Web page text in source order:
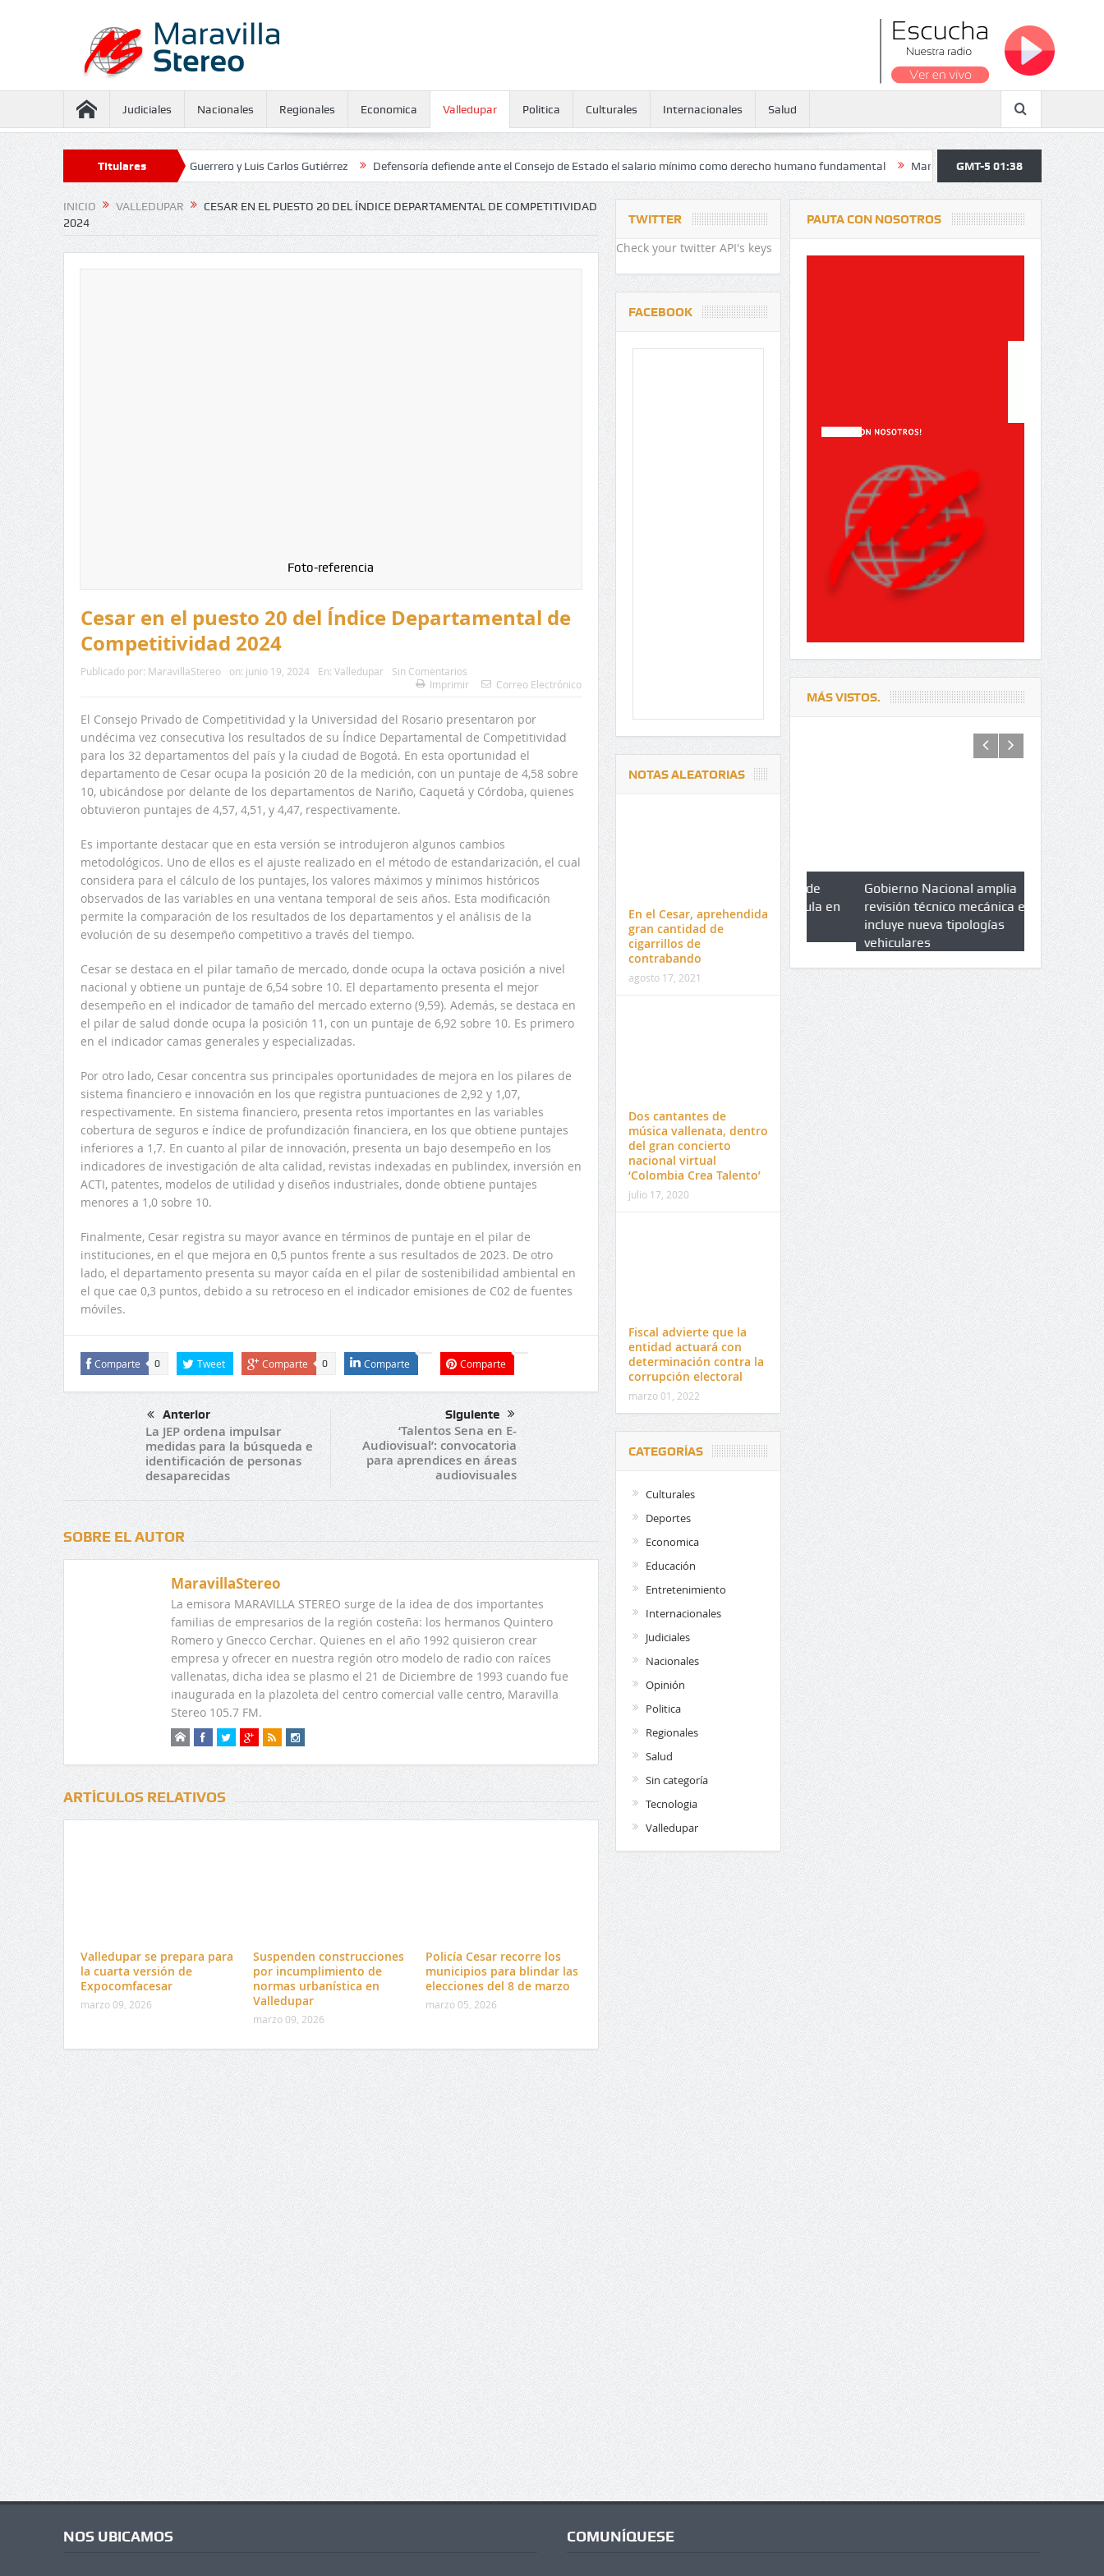
Judiciales Nacionales Regionales Economica Valledupar Politica Culturales Internacionales Salud
Titulares
contra Juliana Guerrero y Luis Carlos Gutiérrez Defensoría defiende ante el Consejo de Estado el salario mínimo como derecho humano fundamental Maratón atendió a más de 38.000 jóvenes y
GMT-5 01:38
INICIO VALLEDUPAR
CESAR EN EL PUESTO 20 DEL ÍNDICE DEPARTAMENTAL DE COMPETITIVIDAD
2024
Foto-referencia
Cesar en el puesto 20 del Índice Departamental de
Competitividad 2024
Publicado por: MaravillaStereo on: junio 19, 2024 En: Valledupar
Sin Comentarios
Imprimir
Correo Electrónico
El Consejo Privado de Competitividad y la Universidad del Rosario presentaron por
undécima vez consecutiva los resultados de su Índice Departamental de Competitividad
para los 32 departamentos del país y la ciudad de Bogotá. En esta oportunidad el
departamento de Cesar ocupa la posición 20 de la medición, con un puntaje de 4,58 sobre
10, ubicándose por delante de los departamentos de Nariño, Caquetá y Córdoba, quienes
obtuvieron puntajes de 4,57, 4,51, y 4,47, respectivamente.
Es importante destacar que en esta versión se introdujeron algunos cambios
metodológicos. Uno de ellos es el ajuste realizado en el método de estandarización, el cual
considera para el cálculo de los puntajes, los valores máximos y mínimos históricos
observados de las variables en una ventana temporal de seis años. Esta modificación
permite la comparación de los resultados de los departamentos y el análisis de la
evolución de su desempeño competitivo a través del tiempo.
Cesar se destaca en el pilar tamaño de mercado, donde ocupa la octava posición a nivel
nacional y obtiene un puntaje de 6,54 sobre 10. El departamento presenta el mejor
desempeño en el indicador de tamaño del mercado externo (9,59). Además, se destaca en
el pilar de salud donde ocupa la posición 11, con un puntaje de 6,92 sobre 10. Es primero
en el indicador camas generales y especializadas.
Por otro lado, Cesar concentra sus principales oportunidades de mejora en los pilares de
sistema financiero e innovación en los que registra puntuaciones de 2,92 y 1,07,
respectivamente. En sistema financiero, presenta retos importantes en las variables
cobertura de seguros e índice de profundización financiera, en los que obtiene puntajes
inferiores a 1,7. En cuanto al pilar de innovación, presenta un bajo desempeño en los
indicadores de investigación de alta calidad, revistas indexadas en publindex, inversión en
ACTI, patentes, modelos de utilidad y diseños industriales, donde obtiene puntajes
menores a 1,0 sobre 10.
Finalmente, Cesar registra su mayor avance en términos de puntaje en el pilar de
instituciones, en el que mejora en 0,5 puntos frente a sus resultados de 2023. De otro
lado, el departamento presenta su mayor caída en el pilar de sostenibilidad ambiental en
el que cae 0,3 puntos, debido a su retroceso en el indicador emisiones de C02 de fuentes
móviles.
Comparte 0 Tweet Comparte 0 Comparte Comparte
Anterior
La JEP ordena impulsar
medidas para la búsqueda e
identificación de personas
desaparecidas
Siguiente
‘Talentos Sena en E-
Audiovisual’: convocatoria
para aprendices en áreas
audiovisuales
SOBRE EL AUTOR
MaravillaStereo
La emisora MARAVILLA STEREO surge de la idea de dos importantes
familias de empresarios de la región costeña: los hermanos Quintero
Romero y Gnecco Cerchar. Quienes en el año 1992 quisieron crear
empresa y ofrecer en nuestra región otro modelo de radio con raíces
vallenatas, dicha idea se plasmo el 21 de Diciembre de 1993 cuando fue
inaugurada en la plazoleta del centro comercial valle centro, Maravilla
Stereo 105.7 FM.
ARTÍCULOS RELATIVOS
Valledupar se prepara para
la cuarta versión de
Expocomfacesar
marzo 09, 2026
Suspenden construcciones
por incumplimiento de
normas urbanística en
Valledupar
marzo 09, 2026
Policía Cesar recorre los
municipios para blindar las
elecciones del 8 de marzo
marzo 05, 2026
TWITTER
Check your twitter API's keys
FACEBOOK
NOTAS ALEATORIAS
En el Cesar, aprehendida
gran cantidad de
cigarrillos de
contrabando
agosto 17, 2021
Dos cantantes de
música vallenata, dentro
del gran concierto
nacional virtual
‘Colombia Crea Talento’
julio 17, 2020
Fiscal advierte que la
entidad actuará con
determinación contra la
corrupción electoral
marzo 01, 2022
CATEGORÍAS
Culturales
Deportes
Economica
Educación
Entretenimiento
Internacionales
Judiciales
Nacionales
Opinión
Politica
Regionales
Salud
Sin categoría
Tecnologia
Valledupar
PAUTA CON NOSOTROS
MÁS VISTOS.
Delwin Jiménez, nuevo Contralor
Departamental del Cesar
El 17 de enero vence plazo de
venta de pines para matrícula en
preuniversitario de la UPC
Gobierno Nacional amplia
revisión técnico mecánica e
incluye nueva tipologías
vehiculares
Qué es un
cuáles son
NOS UBICAMOS COMUNÍQUESE